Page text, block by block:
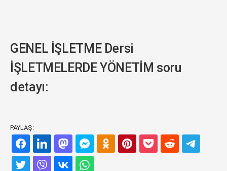
GENEL İŞLETME Dersi
İŞLETMELERDE YÖNETİM soru
detayı:
PAYLAŞ: